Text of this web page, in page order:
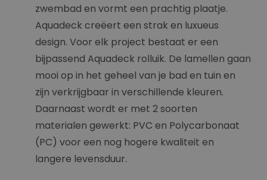
zwembad en vormt een prachtig plaatje.
Aquadeck creëert een strak en luxueus
design. Voor elk project bestaat er een
bijpassend Aquadeck rolluik. De lamellen gaan
mooi op in het geheel van je bad en tuin en
zijn verkrijgbaar in verschillende kleuren.
Daarnaast wordt er met 2 soorten
materialen gewerkt: PVC en Polycarbonaat
(PC) voor een nog hogere kwaliteit en
langere levensduur.